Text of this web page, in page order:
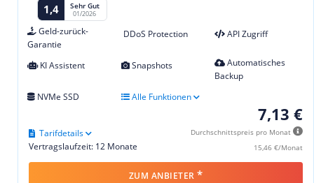
1,4 Sehr Gut
01/2026
Geld-zurück-
Garantie
DDoS Protection API Zugriff
KI Assistent Snapshots
Automatisches
Backup
NVMe SSD
Alle Funktionen
7,13 €
Durchschnittspreis pro Monat
15,46 €/Monat
Vertragslaufzeit: 12 Monate
Tarifdetails
ZUM ANBIETER *